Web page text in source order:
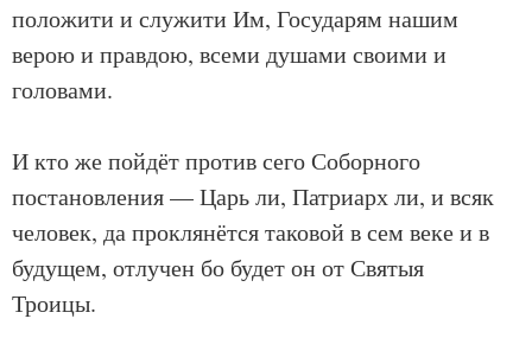
положити и служити Им, Государям нашим
верою и правдою, всеми душами своими и
головами.
И кто же пойдёт против сего Соборного
постановления — Царь ли, Патриарх ли, и всяк
человек, да проклянётся таковой в сем веке и в
будущем, отлучен бо будет он от Святыя
Троицы.